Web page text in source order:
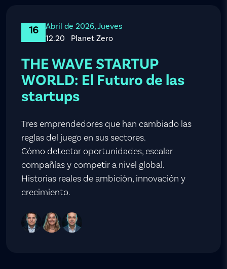
16
Abril de 2026, Jueves
12.20
Planet Zero
THE WAVE STARTUP
WORLD: El Futuro de las
startups
Tres emprendedores que han cambiado las
reglas del juego en sus sectores.
Cómo detectar oportunidades, escalar
compañías y competir a nivel global.
Historias reales de ambición, innovación y
crecimiento.